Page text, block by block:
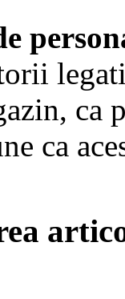
ca
ca